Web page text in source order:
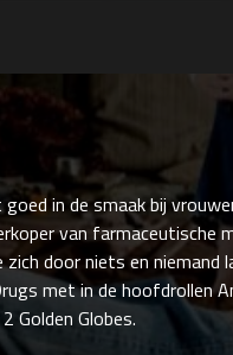
in de smaak bij
van farmaceutische
door niets en niemand
met in de hoofdrollen
Golden Globes.